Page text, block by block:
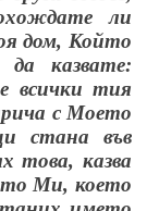
ли
дом, Който
казвате:
всички тия
с Моето
стана във
това, казва
Ми, което